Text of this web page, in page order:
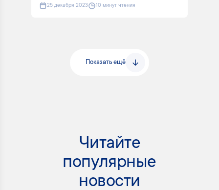
25 декабря 2023 10 минут чтения
Показать ещё
Читайте
популярные
новости